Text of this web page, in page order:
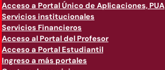
Acceso a Portal Único de Aplicaciones, PUA
Servicios institucionales
Servicios Financieros
Acceso al Portal del Profesor
Acceso a Portal Estudiantil
Ingreso a más portales